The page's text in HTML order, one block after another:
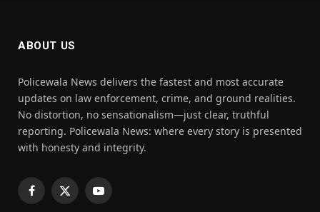
ABOUT US
Policewala News delivers the fastest and most accurate
updates on law enforcement, crime, and ground realities.
No distortion, no sensationalism—just clear, truthful
reporting. Policewala News: where every story is presented
with honesty and integrity.
Facebook
X
YouTube